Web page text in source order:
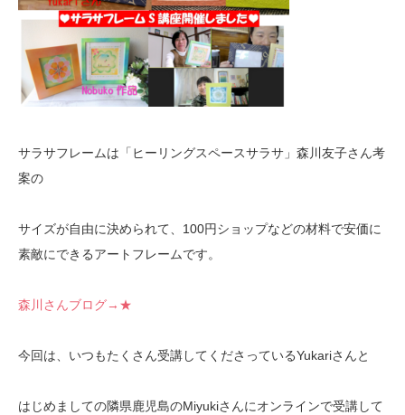
サラサフレームは「ヒーリングスペースサラサ」森川友子さん考
案の
サイズが自由に決められて、100円ショップなどの材料で安価に
素敵にできるアートフレームです。
森川さんブログ→★
今回は、いつもたくさん受講してくださっているYukariさんと
はじめましての隣県鹿児島のMiyukiさんにオンラインで受講して